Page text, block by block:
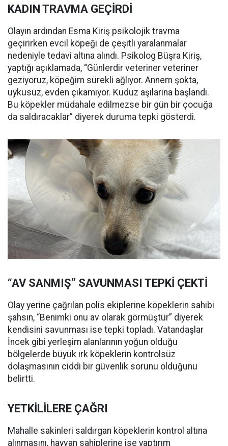
KADIN TRAVMA GEÇİRDİ
Olayın ardından Esma Kiriş psikolojik travma
geçirirken evcil köpeği de çeşitli yaralanmalar
nedeniyle tedavi altına alındı. Psikolog Büşra Kiriş,
yaptığı açıklamada, “Günlerdir veteriner veteriner
geziyoruz, köpeğim sürekli ağlıyor. Annem şokta,
uykusuz, evden çıkamıyor. Kuduz aşılarına başlandı.
Bu köpekler müdahale edilmezse bir gün bir çocuğa
da saldıracaklar” diyerek duruma tepki gösterdi.
“AV SANMIŞ” SAVUNMASI TEPKİ ÇEKTİ
Olay yerine çağrılan polis ekiplerine köpeklerin sahibi
şahsın, “Benimki onu av olarak görmüştür” diyerek
kendisini savunması ise tepki topladı. Vatandaşlar
İncek gibi yerleşim alanlarının yoğun olduğu
bölgelerde büyük ırk köpeklerin kontrolsüz
dolaşmasının ciddi bir güvenlik sorunu olduğunu
belirtti.
YETKİLİLERE ÇAĞRI
Mahalle sakinleri saldırgan köpeklerin kontrol altına
alınmasını, hayvan sahiplerine ise yaptırım